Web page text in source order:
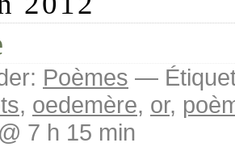
Poèmes —
, oedemère, or,
7 h 15 min